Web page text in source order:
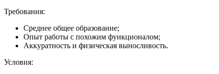
Требования:
Среднее общее образование;
Опыт работы с похожим функционалом;
Аккуратность и физическая выносливость.
Условия: